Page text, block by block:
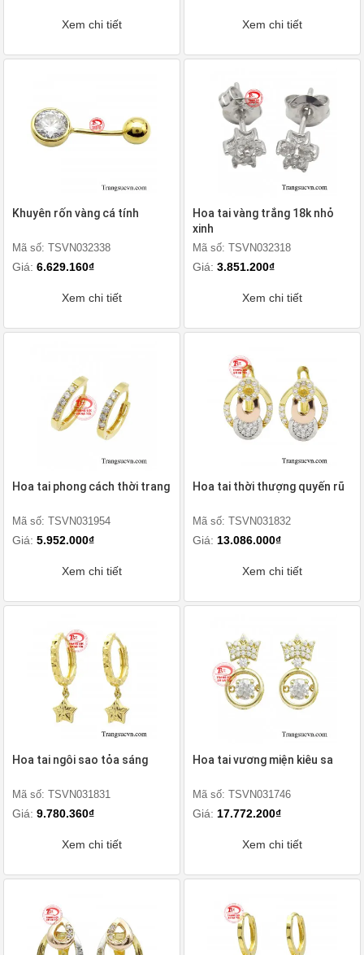
Xem chi tiết Xem chi tiết
Khuyên rốn vàng cá tính
Mã số: TSVN032338
Giá: 6.629.160₫
Xem chi tiết
Hoa tai vàng trắng 18k nhỏ
xinh
Mã số: TSVN032318
Giá: 3.851.200₫
Xem chi tiết
Hoa tai phong cách thời trang
Mã số: TSVN031954
Giá: 5.952.000₫
Xem chi tiết
Hoa tai thời thượng quyến rũ
Mã số: TSVN031832
Giá: 13.086.000₫
Xem chi tiết
Hoa tai ngôi sao tỏa sáng
Mã số: TSVN031831
Giá: 9.780.360₫
Xem chi tiết
Hoa tai vương miện kiêu sa
Mã số: TSVN031746
Giá: 17.772.200₫
Xem chi tiết